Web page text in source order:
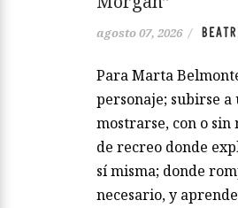
agosto 07, 2026 /
Para Marta
personaje; subirse a
mostrarse, con o sin
de recreo donde
sí misma; donde
necesario, y